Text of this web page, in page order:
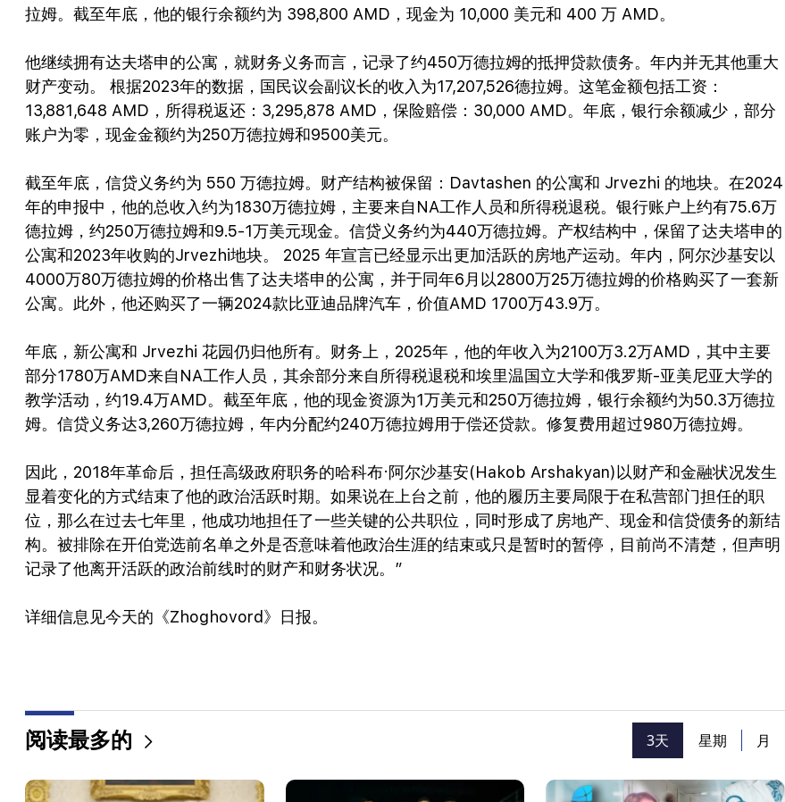
拉姆。截至年底，他的银行余额约为 398,800 AMD，现金为 10,000 美元和 400 万 AMD。
他继续拥有达夫塔申的公寓，就财务义务而言，记录了约450万德拉姆的抵押贷款债务。年内并无其他重大
财产变动。 根据2023年的数据，国民议会副议长的收入为17,207,526德拉姆。这笔金额包括工资：
13,881,648 AMD，所得税返还：3,295,878 AMD，保险赔偿：30,000 AMD。年底，银行余额减少，部分
账户为零，现金金额约为250万德拉姆和9500美元。
截至年底，信贷义务约为 550 万德拉姆。财产结构被保留：Davtashen 的公寓和 Jrvezhi 的地块。在2024
年的申报中，他的总收入约为1830万德拉姆，主要来自NA工作人员和所得税退税。银行账户上约有75.6万
德拉姆，约250万德拉姆和9.5-1万美元现金。信贷义务约为440万德拉姆。产权结构中，保留了达夫塔申的
公寓和2023年收购的Jrvezhi地块。 2025 年宣言已经显示出更加活跃的房地产运动。年内，阿尔沙基安以
4000万80万德拉姆的价格出售了达夫塔申的公寓，并于同年6月以2800万25万德拉姆的价格购买了一套新
公寓。此外，他还购买了一辆2024款比亚迪品牌汽车，价值AMD 1700万43.9万。
年底，新公寓和 Jrvezhi 花园仍归他所有。财务上，2025年，他的年收入为2100万3.2万AMD，其中主要
部分1780万AMD来自NA工作人员，其余部分来自所得税退税和埃里温国立大学和俄罗斯-亚美尼亚大学的
教学活动，约19.4万AMD。截至年底，他的现金资源为1万美元和250万德拉姆，银行余额约为50.3万德拉
姆。信贷义务达3,260万德拉姆，年内分配约240万德拉姆用于偿还贷款。修复费用超过980万德拉姆。
因此，2018年革命后，担任高级政府职务的哈科布·阿尔沙基安(Hakob Arshakyan)以财产和金融状况发生
显着变化的方式结束了他的政治活跃时期。如果说在上台之前，他的履历主要局限于在私营部门担任的职
位，那么在过去七年里，他成功地担任了一些关键的公共职位，同时形成了房地产、现金和信贷债务的新结
构。被排除在开伯党选前名单之外是否意味着他政治生涯的结束或只是暂时的暂停，目前尚不清楚，但声明
记录了他离开活跃的政治前线时的财产和财务状况。”
详细信息见今天的《Zhoghovord》日报。
阅读最多的 3天 星期 月